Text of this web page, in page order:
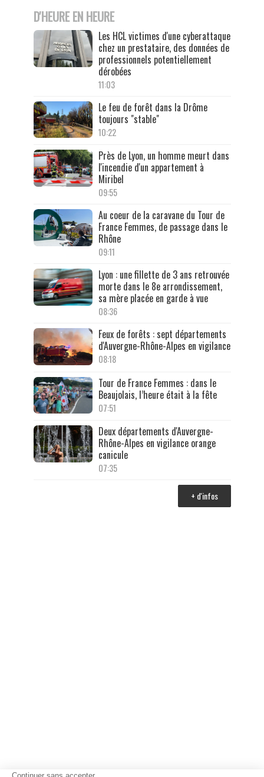
D'HEURE EN HEURE
Les HCL victimes d'une cyberattaque
chez un prestataire, des données de
professionnels potentiellement
dérobées
11:03
Le feu de forêt dans la Drôme
toujours "stable"
10:22
Près de Lyon, un homme meurt dans
l'incendie d'un appartement à
Miribel
09:55
Au coeur de la caravane du Tour de
France Femmes, de passage dans le
Rhône
09:11
Lyon : une fillette de 3 ans retrouvée
morte dans le 8e arrondissement,
sa mère placée en garde à vue
08:36
Feux de forêts : sept départements
d'Auvergne-Rhône-Alpes en vigilance
08:18
Tour de France Femmes : dans le
Beaujolais, l’heure était à la fête
07:51
Deux départements d'Auvergne-
Rhône-Alpes en vigilance orange
canicule
07:35
+ d'infos